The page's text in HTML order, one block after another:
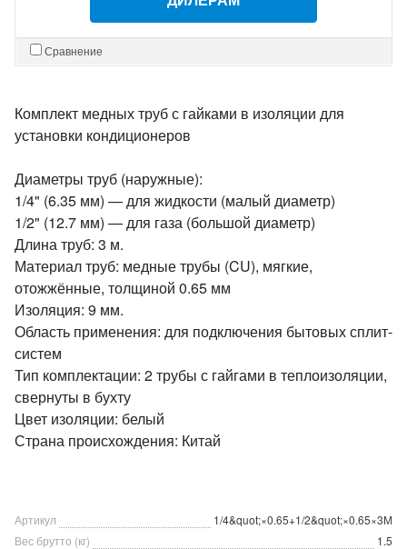
Сравнение
Комплект медных труб с гайками в изоляции для
установки кондиционеров
Диаметры труб (наружные):
1/4" (6.35 мм) — для жидкости (малый диаметр)
1/2" (12.7 мм) — для газа (большой диаметр)
Длина труб: 3 м.
Материал труб: медные трубы (CU), мягкие,
отожжённые, толщиной 0.65 мм
Изоляция: 9 мм.
Область применения: для подключения бытовых сплит-
систем
Тип комплектации: 2 трубы с гайгами в теплоизоляции,
свернуты в бухту
Цвет изоляции: белый
Страна происхождения: Китай
Артикул
1/4&quot;×0.65+1/2&quot;×0.65×3М
Вес брутто (кг)
1.5